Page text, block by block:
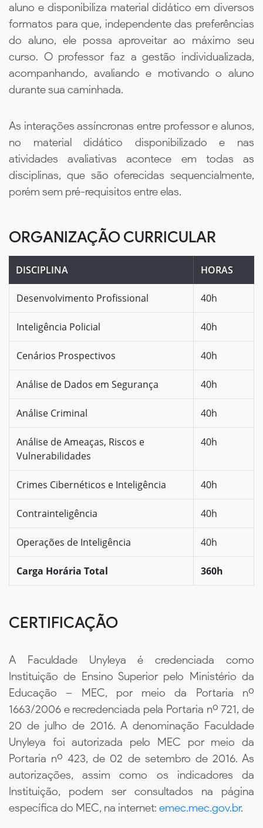
aluno e disponibiliza material didático em diversos
formatos para que, independente das preferências
do aluno, ele possa aproveitar ao máximo seu
curso. O professor faz a gestão individualizada,
acompanhando, avaliando e motivando o aluno
durante sua caminhada.
As interações assíncronas entre professor e alunos,
no material didático disponibilizado e nas
atividades avaliativas acontece em todas as
disciplinas, que são oferecidas sequencialmente,
porém sem pré-requisitos entre elas.
ORGANIZAÇÃO CURRICULAR
DISCIPLINA HORAS
Desenvolvimento Profissional 40h
Inteligência Policial 40h
Cenários Prospectivos 40h
Análise de Dados em Segurança 40h
Análise Criminal 40h
Análise de Ameaças, Riscos e
Vulnerabilidades
40h
Crimes Cibernéticos e Inteligência 40h
Contrainteligência 40h
Operações de Inteligência 40h
Carga Horária Total 360h
CERTIFICAÇÃO
A Faculdade Unyleya é credenciada como
Instituição de Ensino Superior pelo Ministério da
Educação – MEC, por meio da Portaria nº
1663/2006 e recredenciada pela Portaria nº 721, de
20 de julho de 2016. A denominação Faculdade
Unyleya foi autorizada pelo MEC por meio da
Portaria nº 423, de 02 de setembro de 2016. As
autorizações, assim como os indicadores da
Instituição, podem ser consultados na página
específica do MEC, na internet: emec.mec.gov.br.